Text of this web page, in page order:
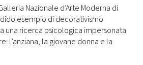
Nazionale d’Arte Moderna di
esempio di decorativismo
una ricerca psicologica impersonata
l’anziana, la giovane donna e la